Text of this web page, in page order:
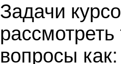
Задачи
вопросы